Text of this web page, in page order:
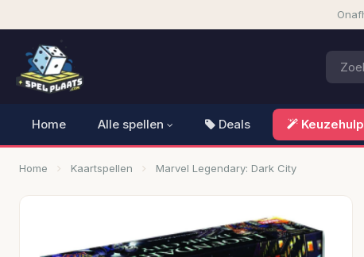
Home Alle spellen Deals Keuzehulp
Home Kaartspellen Marvel Legendary: Dark City